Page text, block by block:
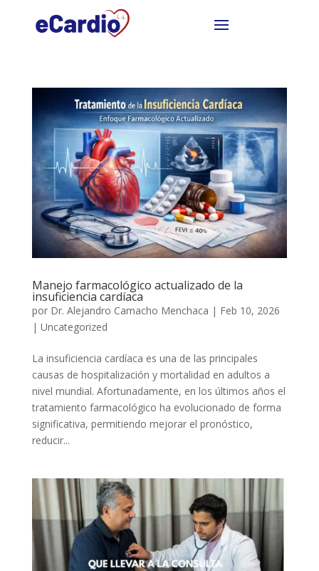
Manejo farmacológico actualizado de la
insuficiencia cardíaca
por Dr. Alejandro Camacho Menchaca | Feb 10, 2026
| Uncategorized
La insuficiencia cardíaca es una de las principales
causas de hospitalización y mortalidad en adultos a
nivel mundial. Afortunadamente, en los últimos años el
tratamiento farmacológico ha evolucionado de forma
significativa, permitiendo mejorar el pronóstico,
reducir...